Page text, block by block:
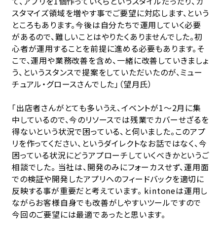
スタマイズ領域を増やす事でご要望に対応します、という
ところもあります。今後は自分たちで運用していく必要
があるので、難しいことはやりたくありませんでした。初
心者が運用することを前提に進める必要もあります。そ
こで、運用や業務改善を含め、一緒に改善していきましょ
う、というスタンスで提案をしていただいたのが、ミュー
チュアル・グロースさんでした」（望月氏）
「出店者さんがとても多いうえ、イベントが1～2月に集
中しているので、今のリソースでは残業でカバーせざるを
得ないという状況で困っている、と伺いました。このアプ
リを作ってください、というダイレクトなお話ではなく、今
困っている状況にどうアプローチしていくべきかというご
相談でした。 当社は、開発のみにフォーカスせず、運用面
での検証や開発したアプリへのフィードバックを適切に
反映する事が重要だと考えています。 kintoneは運用し
ながらお客様自身でも改善がしやすいツールですので
今回のご要望には最適であったと思います。